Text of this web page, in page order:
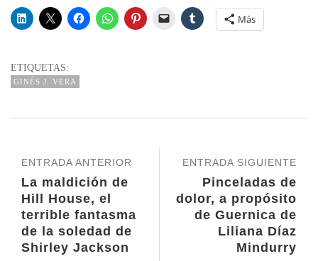
Más
ETIQUETAS:
GINÉS J. VERA
ENTRADA SIGUIENTE
Pinceladas de
dolor, a propósito
de Guernica de
Liliana Díaz
Mindurry
ENTRADA ANTERIOR
La maldición de
Hill House, el
terrible fantasma
de la soledad de
Shirley Jackson